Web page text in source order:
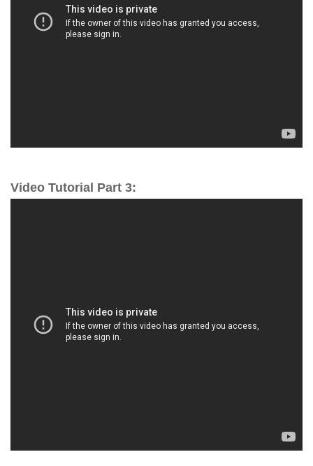
Video Tutorial Part 3: